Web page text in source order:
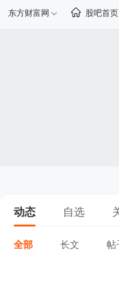
东方财富网 股吧首页
动态 自选
全部 长文 帖